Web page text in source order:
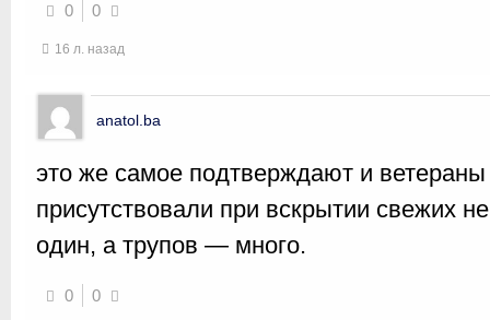
0 0
16 л. назад
anatol.ba
это же самое подтверждают и
присутствовали при вскрытии свежих
один, а трупов — много.
0 0